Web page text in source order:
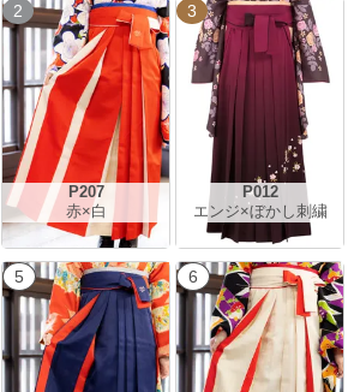
2
P207
赤×白
3
P012
エンジ×ぼかし刺繍
5 6